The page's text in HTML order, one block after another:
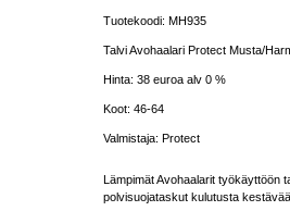
Tuotekoodi: MH935
Talvi Avohaalari Protect Musta/
Hinta: 38 euroa alv 0 %
Koot: 46-64
Valmistaja: Protect
Lämpimät Avohaalarit työkäyttöön
polvisuojataskut kulutusta